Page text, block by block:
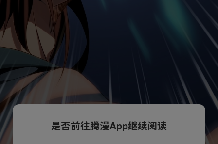
是否前往腾漫App继续阅读